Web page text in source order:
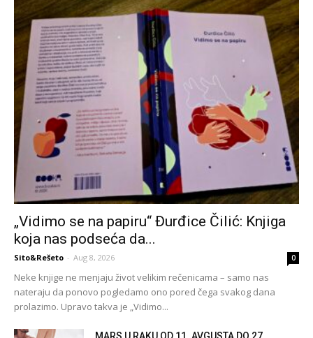
„Vidimo se na papiru“ Đurđice Čilić: Knjiga
koja nas podseća da...
Sito&Rešeto - Aug 8, 2026 0
Neke knjige ne menjaju život velikim rečenicama – samo nas
nateraju da ponovo pogledamo ono pored čega svakog dana
prolazimo. Upravo takva je „Vidimo...